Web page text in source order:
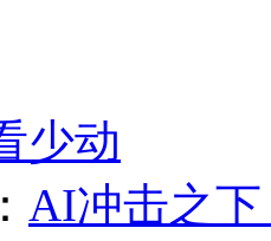
少动
： AI冲击之